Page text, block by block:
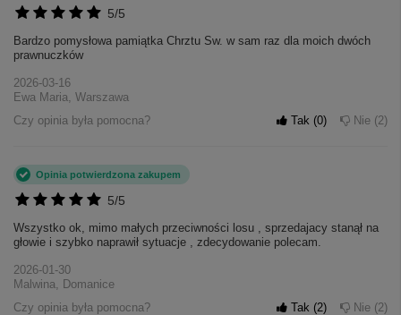
5/5
Bardzo pomysłowa pamiątka Chrztu Sw. w sam raz dla moich dwóch
prawnuczków
2026-03-16
Ewa Maria, Warszawa
Czy opinia była pomocna?
Tak 0 Nie 2
5/5
Opinia potwierdzona zakupem
Wszystko ok, mimo małych przeciwności losu , sprzedajacy stanął na
głowie i szybko naprawił sytuacje , zdecydowanie polecam.
2026-01-30
Malwina, Domanice
Czy opinia była pomocna?
Tak 2 Nie 2